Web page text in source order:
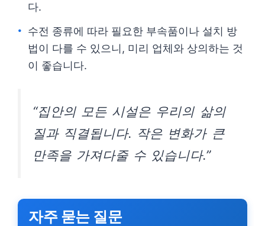
다.
수전 종류에 따라 필요한 부속품이나 설치 방
법이 다를 수 있으니, 미리 업체와 상의하는 것
이 좋습니다.
“집안의 모든 시설은 우리의 삶의
질과 직결됩니다. 작은 변화가 큰
만족을 가져다줄 수 있습니다.”
자주 묻는 질문